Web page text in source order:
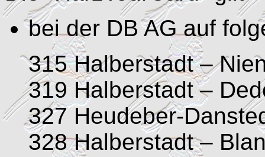
bei der DB AG auf
315 Halberstadt –
319 Halberstadt –
327 Heudeber-
328 Halberstadt –